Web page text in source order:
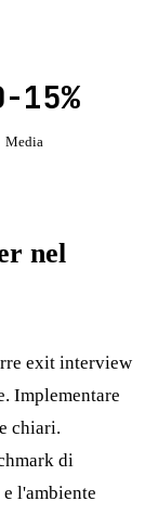
15%
Media
nel
exit interview
Implementare
chiari.
di
l'ambiente